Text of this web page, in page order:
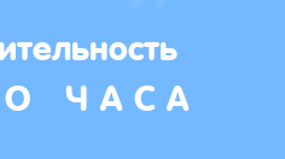
ЧАСА